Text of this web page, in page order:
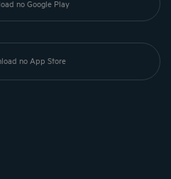
no Google Play
no App Store